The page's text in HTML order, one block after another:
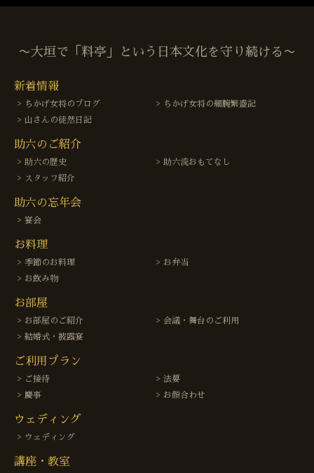
〜大垣で「料亭」という日本文化を守り続ける〜
新着情報
ちかげ女将のブログ
ちかげ女将の細腕繁盛記
山さんの徒然日記
助六のご紹介
助六の歴史
助六流おもてなし
スタッフ紹介
助六の忘年会
宴会
お料理
季節のお料理
お弁当
お飲み物
お部屋
お部屋のご紹介
会議・舞台のご利用
結婚式・披露宴
ご利用プラン
ご接待
法要
慶事
お顔合わせ
ウェディング
ウェディング
講座・教室